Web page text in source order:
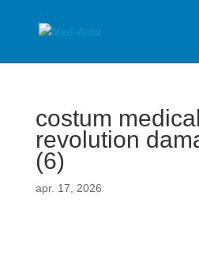
costum
revolution
(6)
apr. 17, 2026